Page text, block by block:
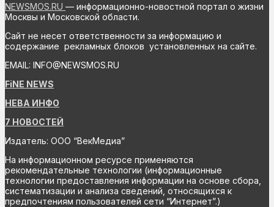
NEWSMOS.RU — информационно-новостной портал о жизни
Москвы и Московской области.
Сайт не несет ответственности за информацию и
содержание рекламных блоков установленных на сайте.
EMAIL: INFO@NEWSMOS.RU
FiNE NEWS
НЕВА ИНФО
7 НОВОСТЕЙ
Издатель: ООО “ВекМедиа”
На информационном ресурсе применяются
рекомендательные технологии (информационные
технологии предоставления информации на основе сбора,
систематизации и анализа сведений, относящихся к
предпочтениям пользователей сети “Интернет”.)